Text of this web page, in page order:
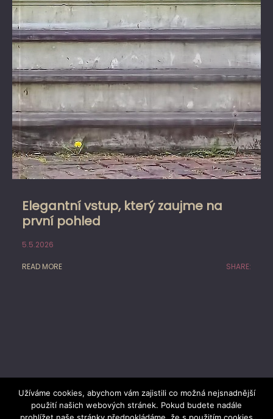
Elegantní vstup, který zaujme na
první pohled
5.5.2026
READ MORE SHARE:
Užíváme cookies, abychom vám zajistili co možná nejsnadnější
použití našich webových stránek. Pokud budete nadále